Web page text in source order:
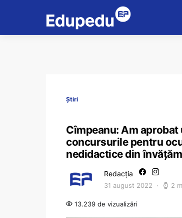
Știri
Cîmpeanu: Am
concursurile pentru
nedidactice din
Redacția
31 august 2022 2
13.239 de vizualizări